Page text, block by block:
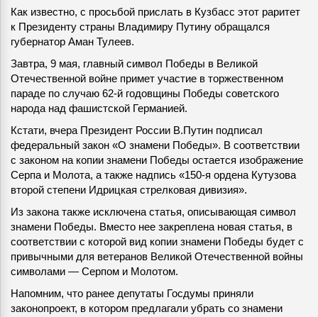
Как известно, с просьбой прислать в Кузбасс этот раритет
к Президенту страны Владимиру Путину обращался
губернатор Аман Тулеев.
Завтра, 9 мая, главный символ Победы в Великой
Отечественной войне примет участие в торжественном
параде по случаю 62-й годовщины Победы советского
народа над фашистской Германией.
Кстати, вчера Президент России В.Путин подписал
федеральный закон «О знамени Победы». В соответствии
с законом на копии знамени Победы остается изображение
Серпа и Молота, а также надпись «150-я ордена Кутузова
второй степени Идрицкая стрелковая дивизия».
Из закона также исключена статья, описывающая символ
знамени Победы. Вместо нее закреплена новая статья, в
соответствии с которой вид копии знамени Победы будет с
привычными для ветеранов Великой Отечественной войны
символами — Серпом и Молотом.
Напомним, что ранее депутаты Госдумы приняли
законопроект, в котором предлагали убрать со знамени